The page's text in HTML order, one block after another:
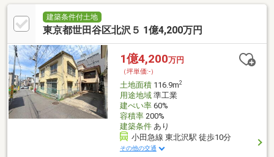
建築条件付土地
東京都世田谷区北沢５ 1億4,200万円
1億4,200万円
（坪単価:-）
土地面積116.9m2
用途地域準工業
建ぺい率60%
容積率200%
建築条件あり
小田急線 東北沢駅 徒歩10分
その他の交通